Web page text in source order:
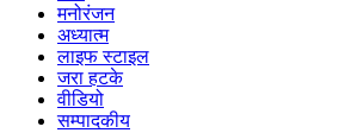
मनोरंजन
अध्यात्म
लाइफ स्टाइल
जरा हटके
वीडियो
सम्पादकीय